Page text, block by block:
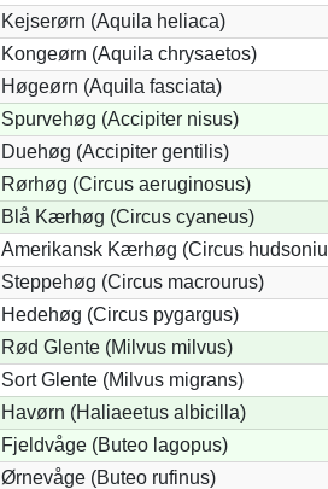
Kejserørn (Aquila heliaca)
Kongeørn (Aquila chrysaetos)
Høgeørn (Aquila fasciata)
Spurvehøg (Accipiter nisus)
Duehøg (Accipiter gentilis)
Rørhøg (Circus aeruginosus)
Blå Kærhøg (Circus cyaneus)
Amerikansk Kærhøg (Circus
Steppehøg (Circus macrourus)
Hedehøg (Circus pygargus)
Rød Glente (Milvus milvus)
Sort Glente (Milvus migrans)
Havørn (Haliaeetus albicilla)
Fjeldvåge (Buteo lagopus)
Ørnevåge (Buteo rufinus)